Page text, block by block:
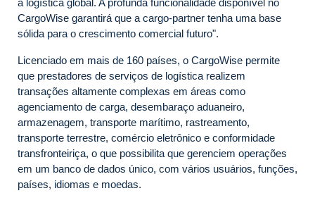
CargoWise garantirá que a cargo-partner tenha uma base
sólida para o crescimento comercial futuro".
Licenciado em mais de 160 países, o CargoWise permite
que prestadores de serviços de logística realizem
transações altamente complexas em áreas como
agenciamento de carga, desembaraço aduaneiro,
armazenagem, transporte marítimo, rastreamento,
transporte terrestre, comércio eletrônico e conformidade
transfronteiriça, o que possibilita que gerenciem operações
em um banco de dados único, com vários usuários, funções,
países, idiomas e moedas.